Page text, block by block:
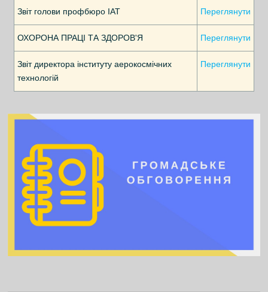
Звіт голови профбюро ІАТ Переглянути
ОХОРОНА ПРАЦI ТА ЗДОРОВ'Я Переглянути
Звіт директора інституту аерокосмічних
технологій
Переглянути